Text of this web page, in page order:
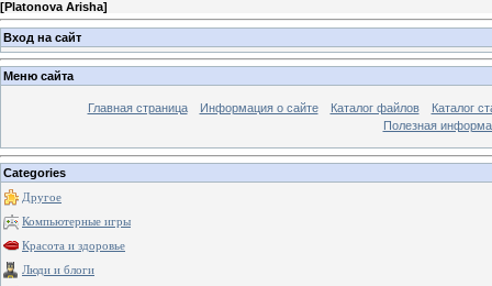
[Platonova Arisha]
Вход на сайт
Меню сайта
Главная страница Информация о сайте Каталог файлов
Каталог
Полезная
Categories
Другое
Компьютерные игры
Красота и здоровье
Люди и блоги